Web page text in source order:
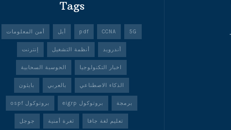
Tags
5G
CCNA
pdf أبل أمن المعلومات
أندرويد أنظمة التشغيل إنترنت
اخبار التكنولوجيا الحوسبة السحابية
الذكاء الاصطناعي بالعربي بايثون
برمجة بروتوكول eigrp بروتوكول ospf
تعليم لغة جافا ثغرة أمنية جوجل